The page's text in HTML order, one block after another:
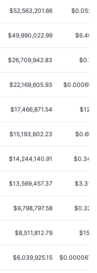
$52,563,201.66
$49,990,022.99
$26,709,942.83
$22,169,605.93
$17,466,871.54
$15,193,602.23
$14,244,140.91
$13,569,457.37
$9,798,797.58
$8,511,812.79
$6,039,925.15